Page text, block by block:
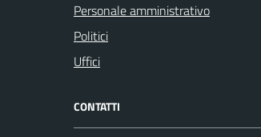
Personale amministrativo
Politici
Uffici
CONTATTI